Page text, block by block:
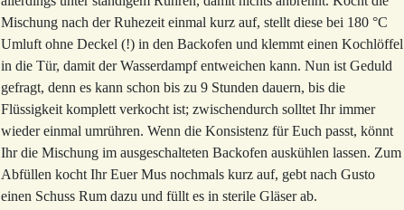
Mischung nach der Ruhezeit einmal kurz auf, stellt diese bei 180 °C
Umluft ohne Deckel (!) in den Backofen und klemmt einen Kochlöffel
in die Tür, damit der Wasserdampf entweichen kann. Nun ist Geduld
gefragt, denn es kann schon bis zu 9 Stunden dauern, bis die
Flüssigkeit komplett verkocht ist; zwischendurch solltet Ihr immer
wieder einmal umrühren. Wenn die Konsistenz für Euch passt, könnt
Ihr die Mischung im ausgeschalteten Backofen auskühlen lassen. Zum
Abfüllen kocht Ihr Euer Mus nochmals kurz auf, gebt nach Gusto
einen Schuss Rum dazu und füllt es in sterile Gläser ab.